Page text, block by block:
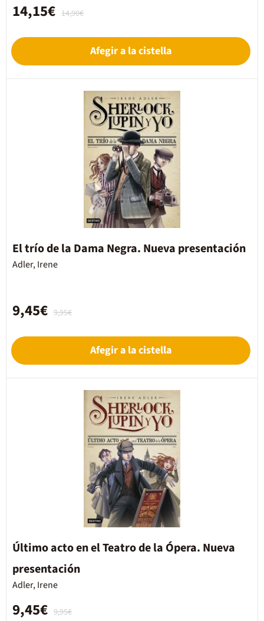
14,90€
14,15€
Afegir a la cistella
El trío de la Dama Negra. Nueva presentación
Adler, Irene
9,95€
9,45€
Afegir a la cistella
Último acto en el Teatro de la Ópera. Nueva
presentación
Adler, Irene
9,95€
9,45€